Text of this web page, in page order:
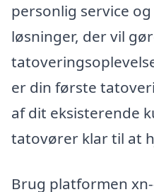
personlig service
løsninger, der vil
er din første
af dit eksisterende
tatovører klar til at
Brug platformen